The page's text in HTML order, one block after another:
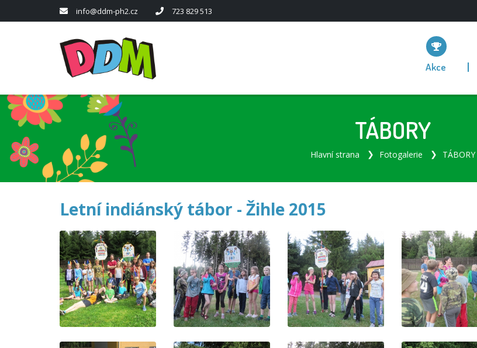
info@ddm-ph2.cz 723 829 513
Akce
TÁBORY
Hlavní strana Fotogalerie TÁBORY
Letní indiánský tábor - Žihle 2015